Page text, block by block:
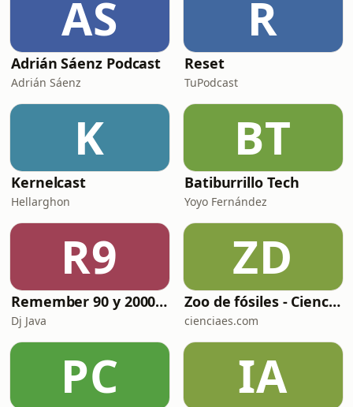
Canal Secundario:
https://www.youtube.com/user/TheBrutalcrusade
Redes Socia
AS
Adrián Sáenz Podcast
Adrián Sáenz
R
Reset
TuPodcast
K
Kernelcast
Hellarghon
BT
Batiburrillo Tech
Yoyo Fernández
R9
Remember 90 y 2000 en PLAY WITH ME by Dj Java
Dj Java
ZD
Zoo de fósiles - Cienciaes.com
cienciaes.com
PC IA